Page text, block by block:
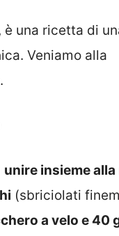
è una ricetta di
Veniamo alla
unire insieme
(sbriciolati
a velo e 40